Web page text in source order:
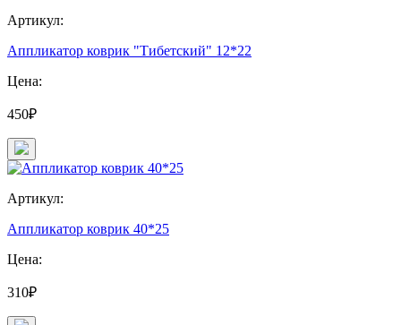
Артикул:
Аппликатор коврик "Тибетский" 12*22
Цена:
450₽
Артикул:
Аппликатор коврик 40*25
Цена:
310₽